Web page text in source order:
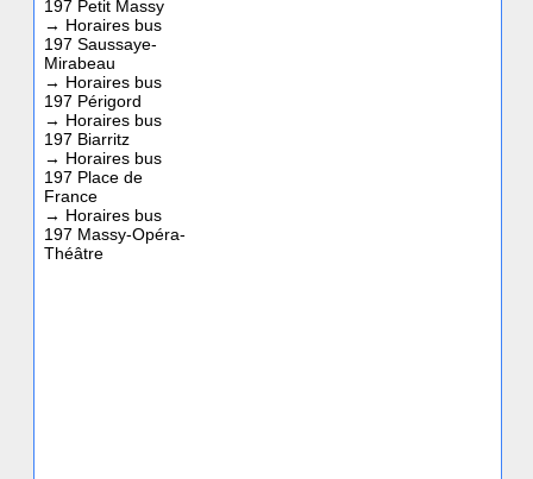
197 Petit Massy
→ Horaires bus
197 Saussaye-
Mirabeau
→ Horaires bus
197 Périgord
→ Horaires bus
197 Biarritz
→ Horaires bus
197 Place de
France
→ Horaires bus
197 Massy-Opéra-
Théâtre